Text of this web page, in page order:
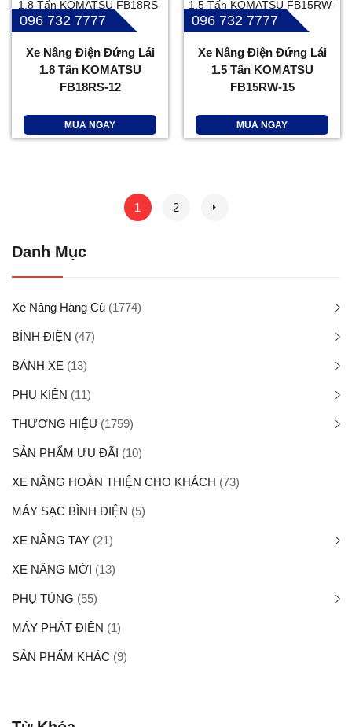
096 732 7777
Xe Nâng Điện Đứng Lái
1.8 Tấn KOMATSU
FB18RS-12
MUA NGAY
096 732 7777
Xe Nâng Điện Đứng Lái
1.5 Tấn KOMATSU
FB15RW-15
MUA NGAY
1 2
Danh Mục
Xe Nâng Hàng Cũ (1774)
BÌNH ĐIỆN (47)
BÁNH XE (13)
PHỤ KIỆN (11)
THƯƠNG HIỆU (1759)
SẢN PHẨM ƯU ĐÃI (10)
XE NÂNG HOÀN THIỆN CHO KHÁCH (73)
MÁY SẠC BÌNH ĐIỆN (5)
XE NÂNG TAY (21)
XE NÂNG MỚI (13)
PHỤ TÙNG (55)
MÁY PHÁT ĐIỆN (1)
SẢN PHẨM KHÁC (9)